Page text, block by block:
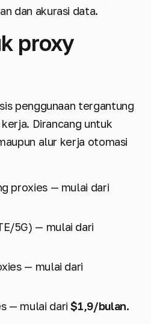
dan akurasi data.
proxy
penggunaan tergantung
Dirancang untuk
alur kerja otomasi
proxies — mulai dari
5G) — mulai dari
— mulai dari
— mulai dari$1,9/bulan.